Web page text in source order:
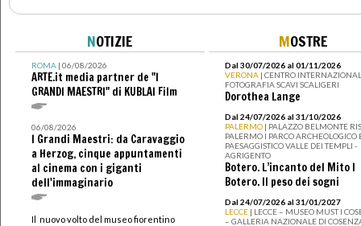
NOTIZIE
ROMA| 06/08/2026
ARTE.it media partner de "I
GRANDI MAESTRI" di KUBLAI Film
06/08/2026
I Grandi Maestri: da Caravaggio
a Herzog, cinque appuntamenti
al cinema con i giganti
dell'immaginario
Il nuovo volto del museo fiorentino
MOSTRE
Dal 30/07/2026 al 01/11/2026
VERONA | CENTRO
FOTOGRAFIA SCAVI SCALIGERI
Dorothea Lange
Dal 24/07/2026 al 31/10/2026
PALERMO | PALAZZO BELMONTE
PALERMO I PARCO ARCHEOLOGICO
PAESAGGISTICO VALLE DEI TEMPLI -
AGRIGENTO
Botero. L’incanto del Mito I
Botero. Il peso dei sogni
Dal 24/07/2026 al 31/01/2027
LECCE | LECCE – MUSEO MUST I
– GALLERIA NAZIONALE DI